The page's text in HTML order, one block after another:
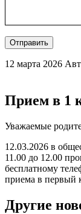
Отправить
12 марта 2026
Прием в 1
Уважаемые
12.03.2026 в
11.00 до 12.00
бесплатному
приема в первый
Другие